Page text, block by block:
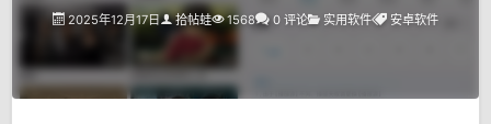
2025年12月17日 拾帖蛙 1568 0 评论 实用软件 安卓软件